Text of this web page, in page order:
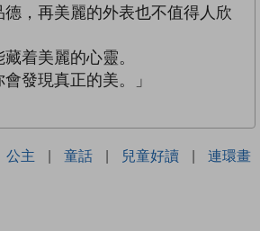
，再美麗的外表也不值得人欣
着美麗的心靈。
發現真正的美。」
公主 | 童話 | 兒童好讀 | 連環畫